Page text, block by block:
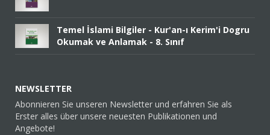
Temel İslami Bilgiler - Kur'an-ı Kerim'i Dogru
Okumak ve Anlamak - 8. Sınıf
NEWSLETTER
Abonnieren Sie unseren Newsletter und erfahren Sie als
Erster alles über unsere neuesten Publikationen und
Angebote!